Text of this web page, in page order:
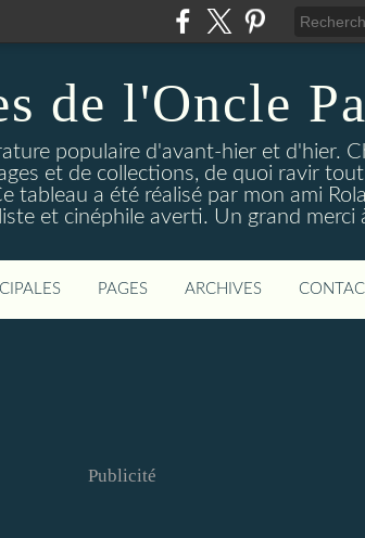
de l'Oncle
populaire d'avant-hier et d'hier.
et de collections, de quoi ravir
tableau a été réalisé par mon ami
et cinéphile averti. Un grand merci
PAGES ARCHIVES
Publicité